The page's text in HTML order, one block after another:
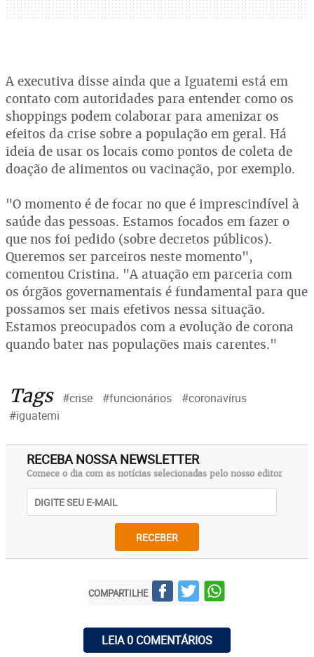
A executiva disse ainda que a Iguatemi está em
contato com autoridades para entender como os
shoppings podem colaborar para amenizar os
efeitos da crise sobre a população em geral. Há
ideia de usar os locais como pontos de coleta de
doação de alimentos ou vacinação, por exemplo.
"O momento é de focar no que é imprescindível à
saúde das pessoas. Estamos focados em fazer o
que nos foi pedido (sobre decretos públicos).
Queremos ser parceiros neste momento",
comentou Cristina. "A atuação em parceria com
os órgãos governamentais é fundamental para que
possamos ser mais efetivos nessa situação.
Estamos preocupados com a evolução de corona
quando bater nas populações mais carentes."
Tags #crise #funcionários
#coronavírus
#iguatemi
RECEBA NOSSA NEWSLETTER
Comece o dia com as notícias selecionadas pelo nosso editor
RECEBER
COMPARTILHE
LEIA 0 COMENTÁRIOS